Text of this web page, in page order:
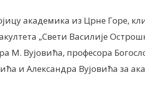
академика из Црне Горе,
„Свети Василије
Вујовића, професора
и Александра Вујовића за